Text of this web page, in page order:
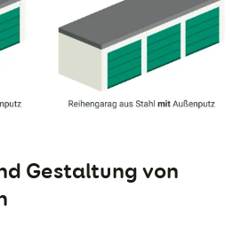
Gestaltung von